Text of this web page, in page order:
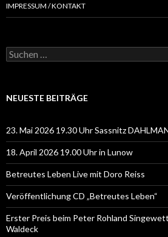
IMPRESSUM / KONTAKT
Suchen
nach:
NEUESTE BEITRÄGE
23. Mai 2026 19.30 Uhr Sassnitz
18. April 2026 19.00 Uhr in Lunow
Betreutes Leben Live mit Doro Reiss
Veröffentlichung CD „Betreutes Leben“
Erster Preis beim Peter Rohland
Waldeck